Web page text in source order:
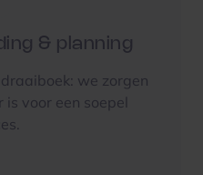
& planning
we zorgen
voor een soepel